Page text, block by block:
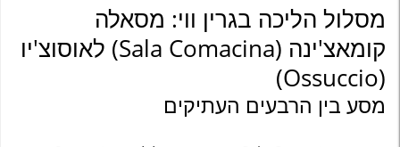
מסלול הליכה בגרין ווי: מסאלה
קומאצ'ינה (Sala Comacina) לאוסוצ'יו
(Ossuccio)
מסע בין הרבעים העתיקים